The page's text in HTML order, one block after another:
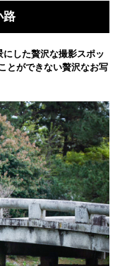
路
した贅沢な撮影スポッ
とができない贅沢なお写